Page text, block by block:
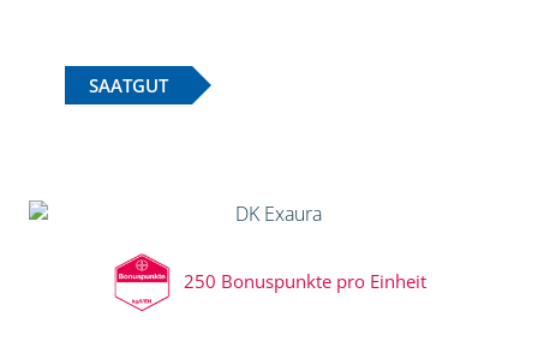
SAATGUT
250 Bonuspunkte pro Einheit